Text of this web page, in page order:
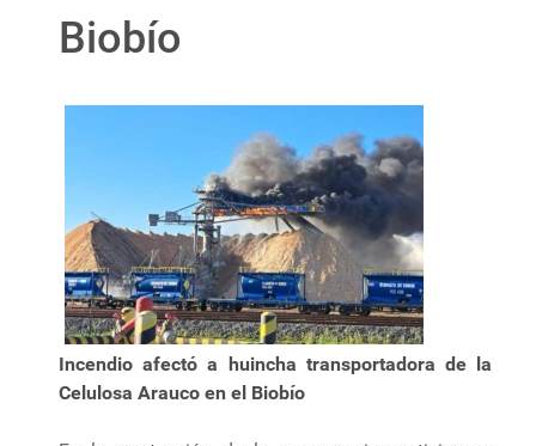
Biobío
Incendio afectó a huincha transportadora de la
Celulosa Arauco en el Biobío